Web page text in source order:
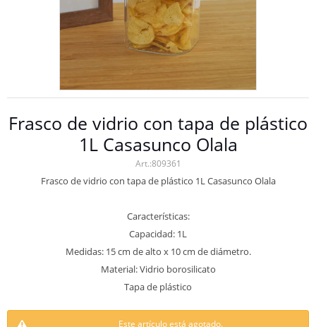
Frasco de vidrio con tapa de plástico
1L Casasunco Olala
809361
Frasco de vidrio con tapa de plástico 1L Casasunco Olala
Características:
Capacidad: 1L
Medidas: 15 cm de alto x 10 cm de diámetro.
Material: Vidrio borosilicato
Tapa de plástico
Este artículo está agotado.